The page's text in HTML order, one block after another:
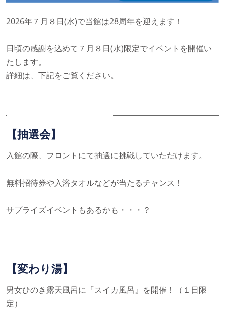
2026年７月８日(水)で当館は28周年を迎えます！
日頃の感謝を込めて７月８日(水)限定でイベントを開催い
たします。
詳細は、下記をご覧ください。
【抽選会】
入館の際、フロントにて抽選に挑戦していただけます。
無料招待券や入浴タオルなどが当たるチャンス！
サプライズイベントもあるかも・・・？
【変わり湯】
男女ひのき露天風呂に『スイカ風呂』を開催！（１日限
定）